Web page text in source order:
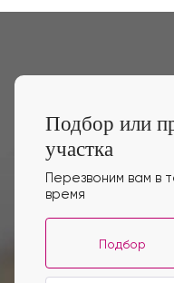
Подбор или
участка
Перезвоним вам в
время
Подбор